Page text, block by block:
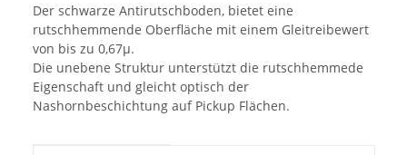
Der schwarze Antirutschboden, bietet eine
rutschhemmende Oberfläche mit einem Gleitreibewert
von bis zu 0,67µ.
Die unebene Struktur unterstützt die rutschhemmede
Eigenschaft und gleicht optisch der
Nashornbeschichtung auf Pickup Flächen.